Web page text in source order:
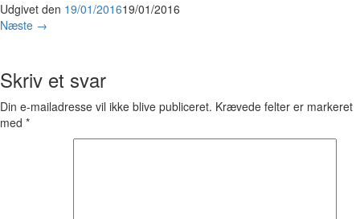
Udgivet den 19/01/201619/01/2016
Næste →
Skriv et svar
Din e-mailadresse vil ikke blive publiceret. Krævede felter er markeret
med *